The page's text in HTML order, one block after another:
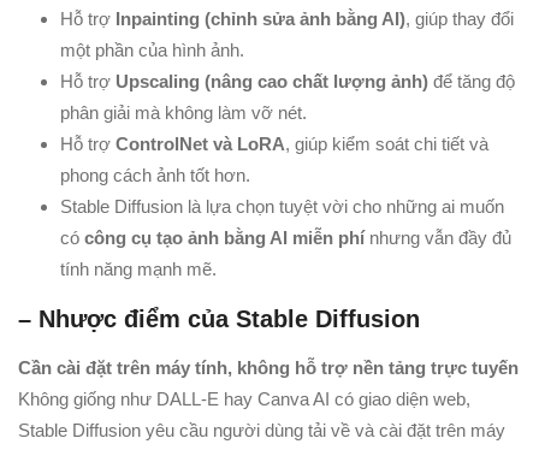
Hỗ trợ Inpainting (chỉnh sửa ảnh bằng AI), giúp thay đổi
một phần của hình ảnh.
Hỗ trợ Upscaling (nâng cao chất lượng ảnh) để tăng độ
phân giải mà không làm vỡ nét.
Hỗ trợ ControlNet và LoRA, giúp kiểm soát chi tiết và
phong cách ảnh tốt hơn.
Stable Diffusion là lựa chọn tuyệt vời cho những ai muốn
có công cụ tạo ảnh bằng AI miễn phínhưng vẫn đầy đủ
tính năng mạnh mẽ.
– Nhược điểm của Stable Diffusion
Cần cài đặt trên máy tính, không hỗ trợ nền tảng trực tuyến
Không giống như DALL-E hay Canva AI có giao diện web,
Stable Diffusion yêu cầu người dùng tải về và cài đặt trên máy